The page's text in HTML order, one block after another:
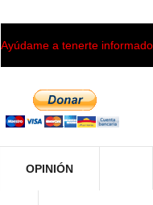
Ayúdame a tenerte informado
OPINIÓN